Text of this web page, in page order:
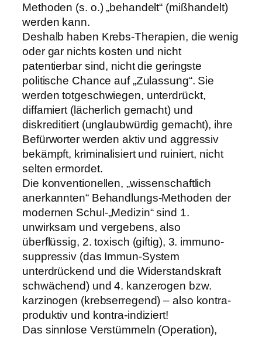
Methoden (s. o.) „behandelt“ (mißhandelt)
werden kann.
Deshalb haben Krebs-Therapien, die wenig
oder gar nichts kosten und nicht
patentierbar sind, nicht die geringste
politische Chance auf „Zulassung“. Sie
werden totgeschwiegen, unterdrückt,
diffamiert (lächerlich gemacht) und
diskreditiert (unglaubwürdig gemacht), ihre
Befürworter werden aktiv und aggressiv
bekämpft, kriminalisiert und ruiniert, nicht
selten ermordet.
Die konventionellen, „wissenschaftlich
anerkannten“ Behandlungs-Methoden der
modernen Schul-„Medizin“ sind 1.
unwirksam und vergebens, also
überflüssig, 2. toxisch (giftig), 3. immuno-
suppressiv (das Immun-System
unterdrückend und die Widerstandskraft
schwächend) und 4. kanzerogen bzw.
karzinogen (krebserregend) – also kontra-
produktiv und kontra-indiziert!
Das sinnlose Verstümmeln (Operation),